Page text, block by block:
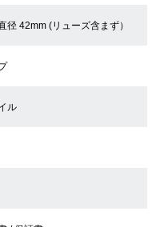
ご希望の方
径 42mm (リューズ含まず）
ル